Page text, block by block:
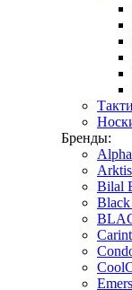
Бренды:
Bilal